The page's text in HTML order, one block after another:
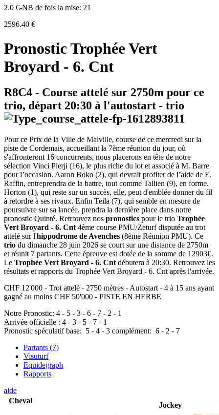
2.0 €-NB de fois la mise: 21
2596.40 €
Pronostic Trophée Vert
Broyard - 6. Cnt
R8C4 - Course attelé sur 2750m pour ce
trio, départ 20:30 à l'autostart - trio
Pour ce Prix de la Ville de Malville, course de ce mercredi sur la
piste de Cordemais, accueillant la 7ème réunion du jour, où
s'affronteront 16 concurrents, nous placerons en tête de notre
sélection Vinci Pierji (16), le plus riche du lot et associé à M. Barre
pour l’occasion. Aaron Boko (2), qui devrait profiter de l’aide de E.
Raffin, entreprendra de la battre, tout comme Tallien (9), en forme.
Horton (1), qui reste sur un succès, elle, peut d'emblée donner du fil
à retordre à ses rivaux. Enfin Teila (7), qui semble en mesure de
poursuivre sur sa lancée, prendra la dernière place dans notre
pronostic Quinté. Retrouvez nos pronostics pour le trio Trophée
Vert Broyard - 6. Cnt 4ème course PMU/Zeturf disputée au trot
attelé sur l'hippodrome de Avenches (8ème Réunion PMU). Ce
trio du dimanche 28 juin 2026 se court sur une distance de 2750m
et réunit 7 partants. Cette épreuve est dotée de la somme de 12903€.
Le Trophée Vert Broyard - 6. Cnt débutera à 20:30. Retrouvez les
résultats et rapports du Trophée Vert Broyard - 6. Cnt après l'arrivée.
CHF 12'000 - Trot attelé - 2750 mètres - Autostart - 4 à 15 ans ayant
gagné au moins CHF 50'000 - PISTE EN HERBE
Notre Pronostic: 4 - 5 - 3 - 6 - 7 - 2 - 1
Arrivée officielle : 4 - 3 - 5 - 7 - 1
Pronostic spéculatif base: 5 - 4 - 3 complément: 6 - 2 - 7
Partants (7)
Visuturf
Equidegraph
Rapports
aide
Cheval
Jockey